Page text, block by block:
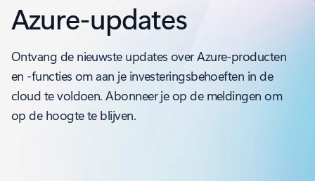
Azure-updates
Ontvang de nieuwste updates over Azure-producten
en -functies om aan je investeringsbehoeften in de
cloud te voldoen. Abonneer je op de meldingen om
op de hoogte te blijven.